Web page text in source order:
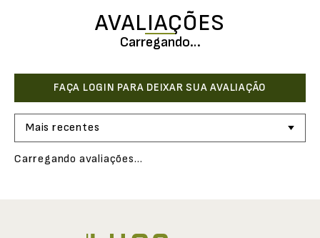
AVALIAÇÕES
Carregando…
Mais recentes
Carregando avaliações…